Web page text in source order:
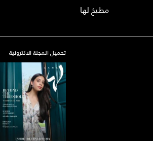
مطبخ لها
تحميل المجلة الاكترونية